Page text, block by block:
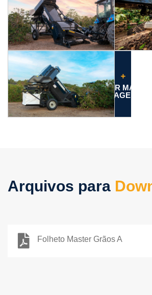
VER MAIS
IMAGENS
Arquivos para
Folheto Master Grãos A